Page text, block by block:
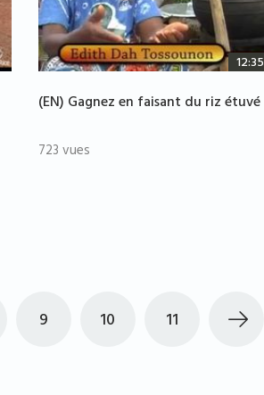
12:35
(EN) Gagnez en faisant du riz étuvé
723 vues
9 10 11